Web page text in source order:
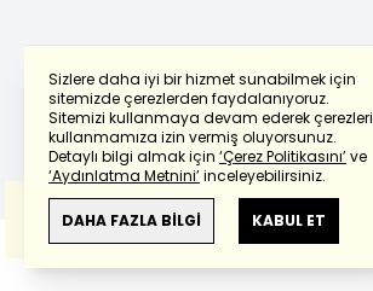
Sizlere daha iyi bir hizmet sunabilmek için
sitemizde çerezlerden faydalanıyoruz.
Sitemizi kullanmaya devam ederek çerezleri
kullanmamıza izin vermiş oluyorsunuz.
Detaylı bilgi almak için ‘Çerez Politikasını’ve
‘Aydınlatma Metnini’inceleyebilirsiniz.
DAHA FAZLA BİLGİ KABUL ET
Powered by Translate
Bu çevirideGoogle Transletekullanılmıştır.
Anlam ve çeviri hatalarından
haberturk.com
sorumlu değildir.